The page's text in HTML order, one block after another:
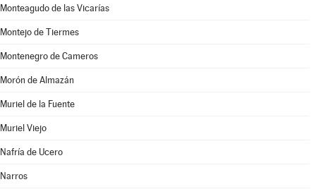
Monteagudo de las Vicarías
Montejo de Tiermes
Montenegro de Cameros
Morón de Almazán
Muriel de la Fuente
Muriel Viejo
Nafría de Ucero
Narros